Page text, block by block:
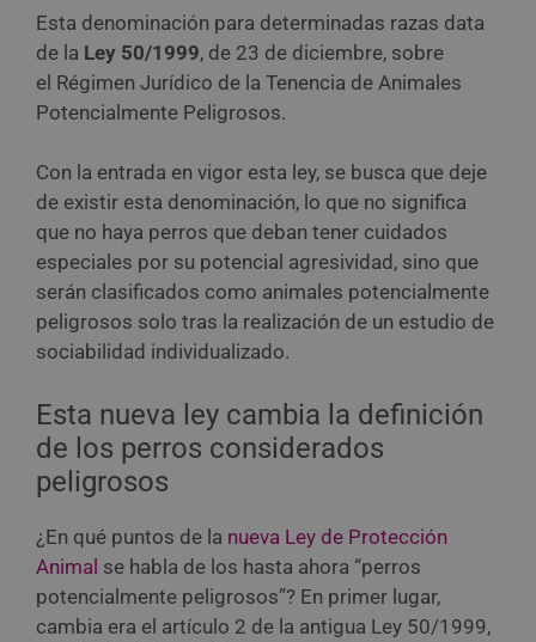
Esta denominación para determinadas razas data
de la Ley 50/1999, de 23 de diciembre, sobre
el Régimen Jurídico de la Tenencia de Animales
Potencialmente Peligrosos.
Con la entrada en vigor esta ley, se busca que deje
de existir esta denominación, lo que no significa
que no haya perros que deban tener cuidados
especiales por su potencial agresividad, sino que
serán clasificados como animales potencialmente
peligrosos solo tras la realización de un estudio de
sociabilidad individualizado.
Esta nueva ley cambia la definición
de los perros considerados
peligrosos
¿En qué puntos de la nueva Ley de Protección
Animal se habla de los hasta ahora “perros
potencialmente peligrosos”? En primer lugar,
cambia era el artículo 2 de la antigua Ley 50/1999,